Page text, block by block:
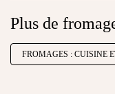
Plus de
FROMAGES : CUISINE